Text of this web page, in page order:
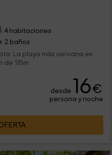
4 habitaciones
2 baños
La playa más cercana es
115m.
desde 16€
persona y noche